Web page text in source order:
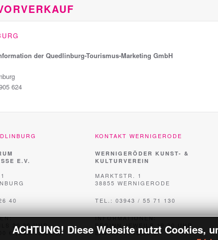
ACHTUNG! Diese Website nutzt Cookies,
der Quedlinburg-Tourismus-Marketing GmbH
624
E.V.
40
20.00 UHR
€ (VVK 15,00 €)
KONTAKT WERNIGERODE
WERNIGERÖDER KUNST- &
KULTURVEREIN
MARKTSTR. 1
38855 WERNIGERODE
TEL.: 03943 / 55 71 130
INFORMATIONEN:
BEGINN JEWEILS 19.30 UHR
EINTRITT: 15,00 €